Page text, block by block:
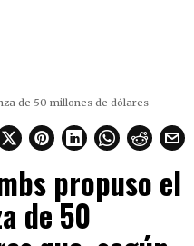
de 50 millones de dólares
propuso el
de 50